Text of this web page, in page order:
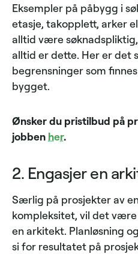
Eksempler på påbygg i
etasje, takopplett, arker
alltid være
alltid er dette. Her er det
begrensninger som
bygget.
Ønsker du pristilbud på
jobben her.
2. Engasjer en
Særlig på prosjekter av
kompleksitet, vil det
en arkitekt. Planløsning
si for resultatet på